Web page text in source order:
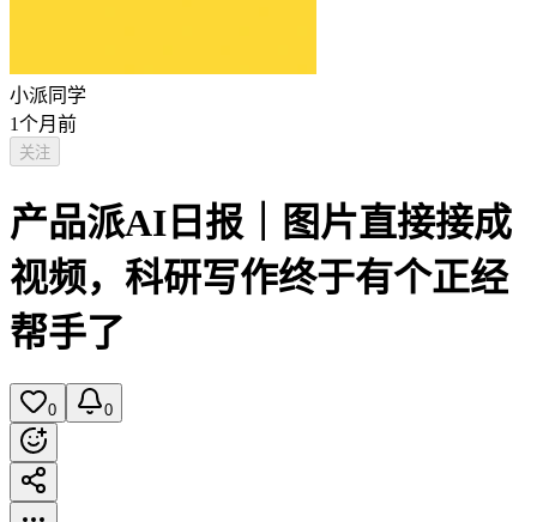
小派同学
1个月前
关注
产品派AI日报｜图片直接接成
视频，科研写作终于有个正经
帮手了
0 0